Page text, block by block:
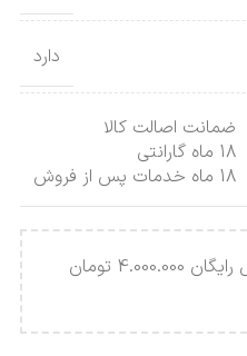
دارد
ضمانت اصالت کالا
18 ماه گارانتی
18 ماه خدمات پس از فروش
حداقل میزان خرید برای ارسال رایگان 4.000.000 تومان